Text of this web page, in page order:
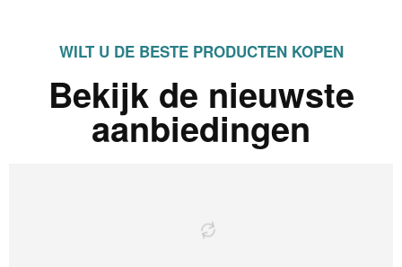
WILT U DE BESTE PRODUCTEN KOPEN
Bekijk de nieuwste
aanbiedingen